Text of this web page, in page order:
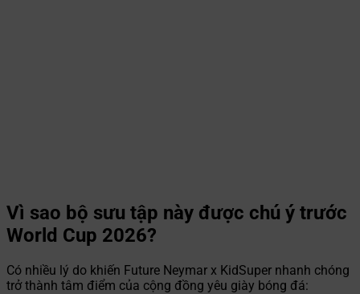
Vì sao bộ sưu tập này được chú ý trước
World Cup 2026?
Có nhiều lý do khiến Future Neymar x KidSuper nhanh chóng
trở thành tâm điểm của cộng đồng yêu giày bóng đá: